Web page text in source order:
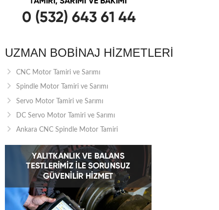
UZMAN BOBINAJ HIZMETLERI
CNC Motor Tamiri ve Sarımı
Spindle Motor Tamiri ve Sarımı
Servo Motor Tamiri ve Sarımı
DC Servo Motor Tamiri ve Sarımı
Ankara CNC Spindle Motor Tamiri